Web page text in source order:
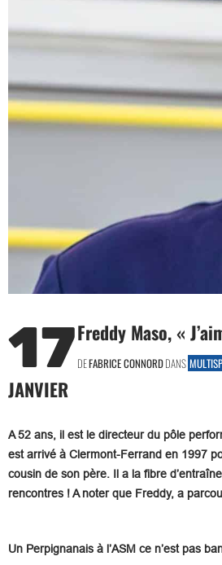
17
JANVIER
Freddy Maso, «
DEFABRICE CONNORDDANS
A 52 ans, il est le directeur du pôle
est arrivé à Clermont-Ferrand en 1997
cousin de son père. Il a la fibre
rencontres ! A noter que Freddy, a
Un Perpignanais à l’ASM ce n’est pas